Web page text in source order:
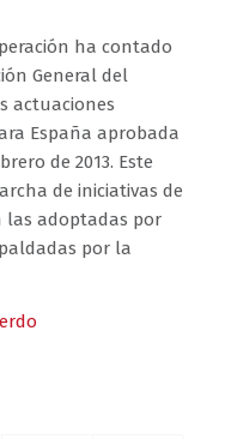
ha contado
General del
actuaciones
España aprobada
de 2013. Este
de iniciativas de
las adoptadas por
por la